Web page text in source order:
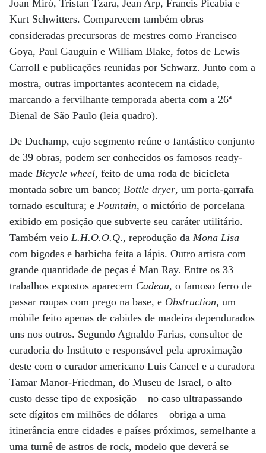
Joan Miró, Tristan Tzara, Jean Arp, Francis Picabia e
Kurt Schwitters. Comparecem também obras
consideradas precursoras de mestres como Francisco
Goya, Paul Gauguin e William Blake, fotos de Lewis
Carroll e publicações reunidas por Schwarz. Junto com a
mostra, outras importantes acontecem na cidade,
marcando a fervilhante temporada aberta com a 26ª
Bienal de São Paulo (leia quadro).
De Duchamp, cujo segmento reúne o fantástico conjunto
de 39 obras, podem ser conhecidos os famosos ready-
made Bicycle wheel, feito de uma roda de bicicleta
montada sobre um banco; Bottle dryer, um porta-garrafa
tornado escultura; e Fountain, o mictório de porcelana
exibido em posição que subverte seu caráter utilitário.
Também veio L.H.O.O.Q., reprodução da Mona Lisa
com bigodes e barbicha feita a lápis. Outro artista com
grande quantidade de peças é Man Ray. Entre os 33
trabalhos expostos aparecem Cadeau, o famoso ferro de
passar roupas com prego na base, e Obstruction, um
móbile feito apenas de cabides de madeira dependurados
uns nos outros. Segundo Agnaldo Farias, consultor de
curadoria do Instituto e responsável pela aproximação
deste com o curador americano Luis Cancel e a curadora
Tamar Manor-Friedman, do Museu de Israel, o alto
custo desse tipo de exposição – no caso ultrapassando
sete dígitos em milhões de dólares – obriga a uma
itinerância entre cidades e países próximos, semelhante a
uma turnê de astros de rock, modelo que deverá se